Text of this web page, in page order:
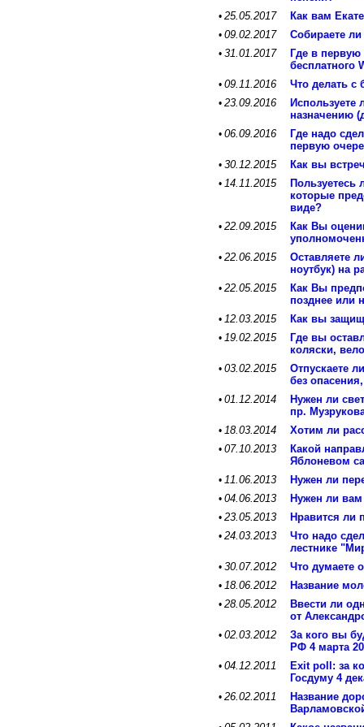
• 25.05.2017 Как вам
• 09.02.2017 Собираете
• 31.01.2017
Где в первую
бесплатного
• 09.11.2016 Что делать с
• 23.09.2016
назначению
• 06.09.2016
Где надо
первую
• 30.12.2015 Как вы
• 14.11.2015
Пользуетесь
которые
виде?
• 22.09.2015
Как Вы
• 22.06.2015
Оставляете
ноутбук) на
• 22.05.2015
Как Вы
позднее или
• 12.03.2015 Как вы
• 19.02.2015
Где вы
коляски,
• 03.02.2015
Отпускаете
без
• 01.12.2014
Нужен ли
пр.
• 18.03.2014 Хотим ли
• 07.10.2013
Какой
Яблоневом
• 11.06.2013 Нужен ли
• 04.06.2013 Нужен ли вам
• 23.05.2013 Нравится ли
• 24.03.2013
Что надо
лестнике
• 30.07.2012 Что думаете
• 18.06.2012 Название
• 28.05.2012
Ввести ли
от
• 02.03.2012
За кого вы
РФ 4 марта
• 04.12.2011
Exit poll: за
Госдуму 4
• 26.02.2011
Название